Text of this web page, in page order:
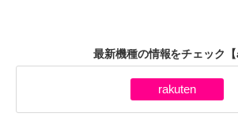
最新機種の情報をチェック
rakuten